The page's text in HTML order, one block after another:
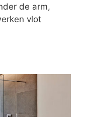
de arm,
vlot